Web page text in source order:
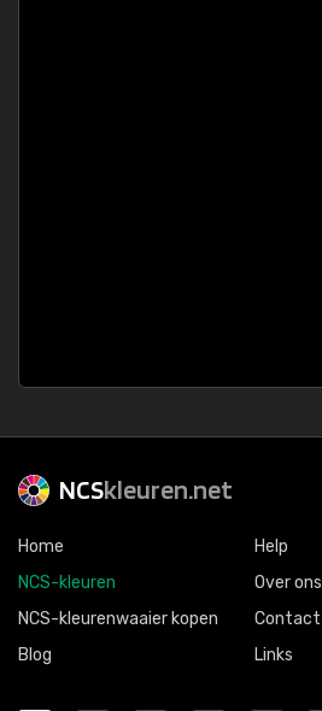
NCSkleuren.net
Home
NCS-kleuren
NCS-kleurenwaaier kopen
Blog
Help
Over ons
Contact
Links